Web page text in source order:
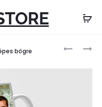
Termék
PUZZLE
bögre